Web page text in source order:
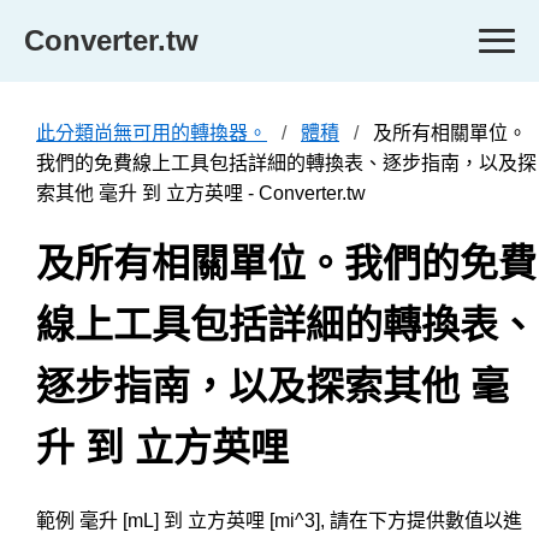
Converter.tw
此分類尚無可用的轉換器。 體積
及所有相關單位。
我們的免費線上工具包括詳細的轉換表、逐步指南，以及探
索其他 毫升 到 立方英哩 - Converter.tw
及所有相關單位。我們的免費
線上工具包括詳細的轉換表、
逐步指南，以及探索其他 毫
升 到 立方英哩
範例 毫升 [mL] 到 立方英哩 [mi^3], 請在下方提供數值以進